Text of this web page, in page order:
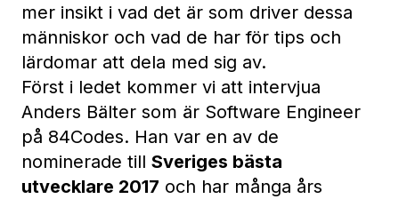
mer insikt i vad det är som driver dessa
människor och vad de har för tips och
lärdomar att dela med sig av.
Först i ledet kommer vi att intervjua
Anders Bälter som är Software Engineer
på 84Codes. Han var en av de
nominerade till Sveriges bästa
utvecklare 2017 och har många års